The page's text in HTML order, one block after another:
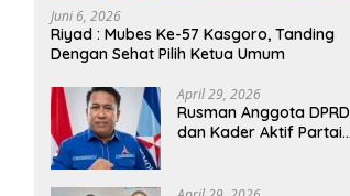
Juni 6, 2026
Riyad : Mubes Ke-57 Kasgoro, Tanding
Dengan Sehat Pilih Ketua Umum
April 29, 2026
Rusman Anggota DPRD
dan Kader Aktif Partai
Cik Ujang Pimpin DPD